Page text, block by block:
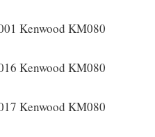
Kenwood KM080
Kenwood KM080
Kenwood KM080